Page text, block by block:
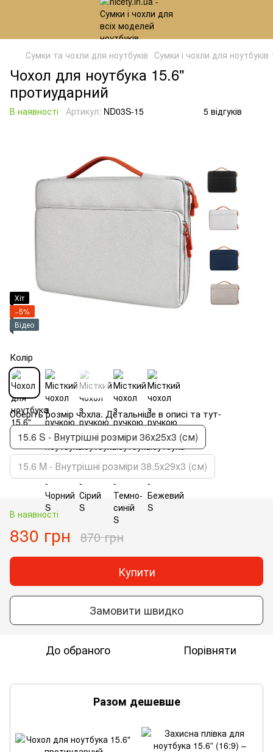
Сумки та чохли для ноутбуків Сумки і чохли для
Чохол для ноутбука 15.6"
протиударний
В наявності Артикул: ND03S-15 5 відгуків
Хіт
−5%
Відео
Колір
Оберіть розмір чохла. Детальніше в описі та тут-
15.6 S - Внутрішні розміри 36х25х3 (см)
15.6 M - Внутрішні розміри 38.5х29х3 (см)
В наявності
830 грн 870 грн
Купити
Замовити швидко
До обраного Порівняти
Разом дешевше